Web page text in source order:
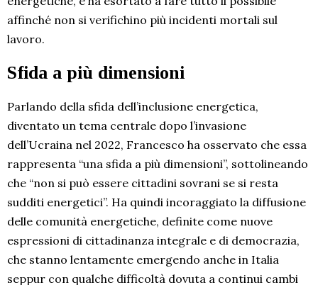
affinché non si verifichino più incidenti mortali sul
lavoro.
Sfida a più dimensioni
Parlando della sfida dell’inclusione energetica,
diventato un tema centrale dopo l’invasione
dell’Ucraina nel 2022, Francesco ha osservato che essa
rappresenta “una sfida a più dimensioni”, sottolineando
che “non si può essere cittadini sovrani se si resta
sudditi energetici”. Ha quindi incoraggiato la diffusione
delle comunità energetiche, definite come nuove
espressioni di cittadinanza integrale e di democrazia,
che stanno lentamente emergendo anche in Italia
seppur con qualche difficoltà dovuta a continui cambi